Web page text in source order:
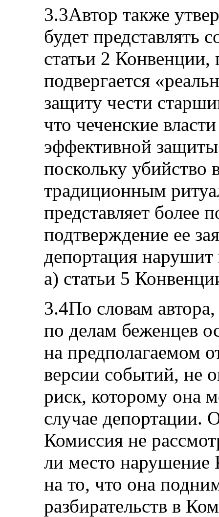
3.3Автор также
будет представлять
статьи 2 Конвенции,
подвергается
защиту чести
что чеченские
эффективной
поскольку убийство
традиционным
представляет более
подтверждение ее
депортация нарушит
а) статьи 5
3.4По словам
по делам беженцев
на предполагаемом
версии событий, не
риск, которому она
случае депортации.
Комиссия не
ли место нарушение
на то, что она
разбирательств в